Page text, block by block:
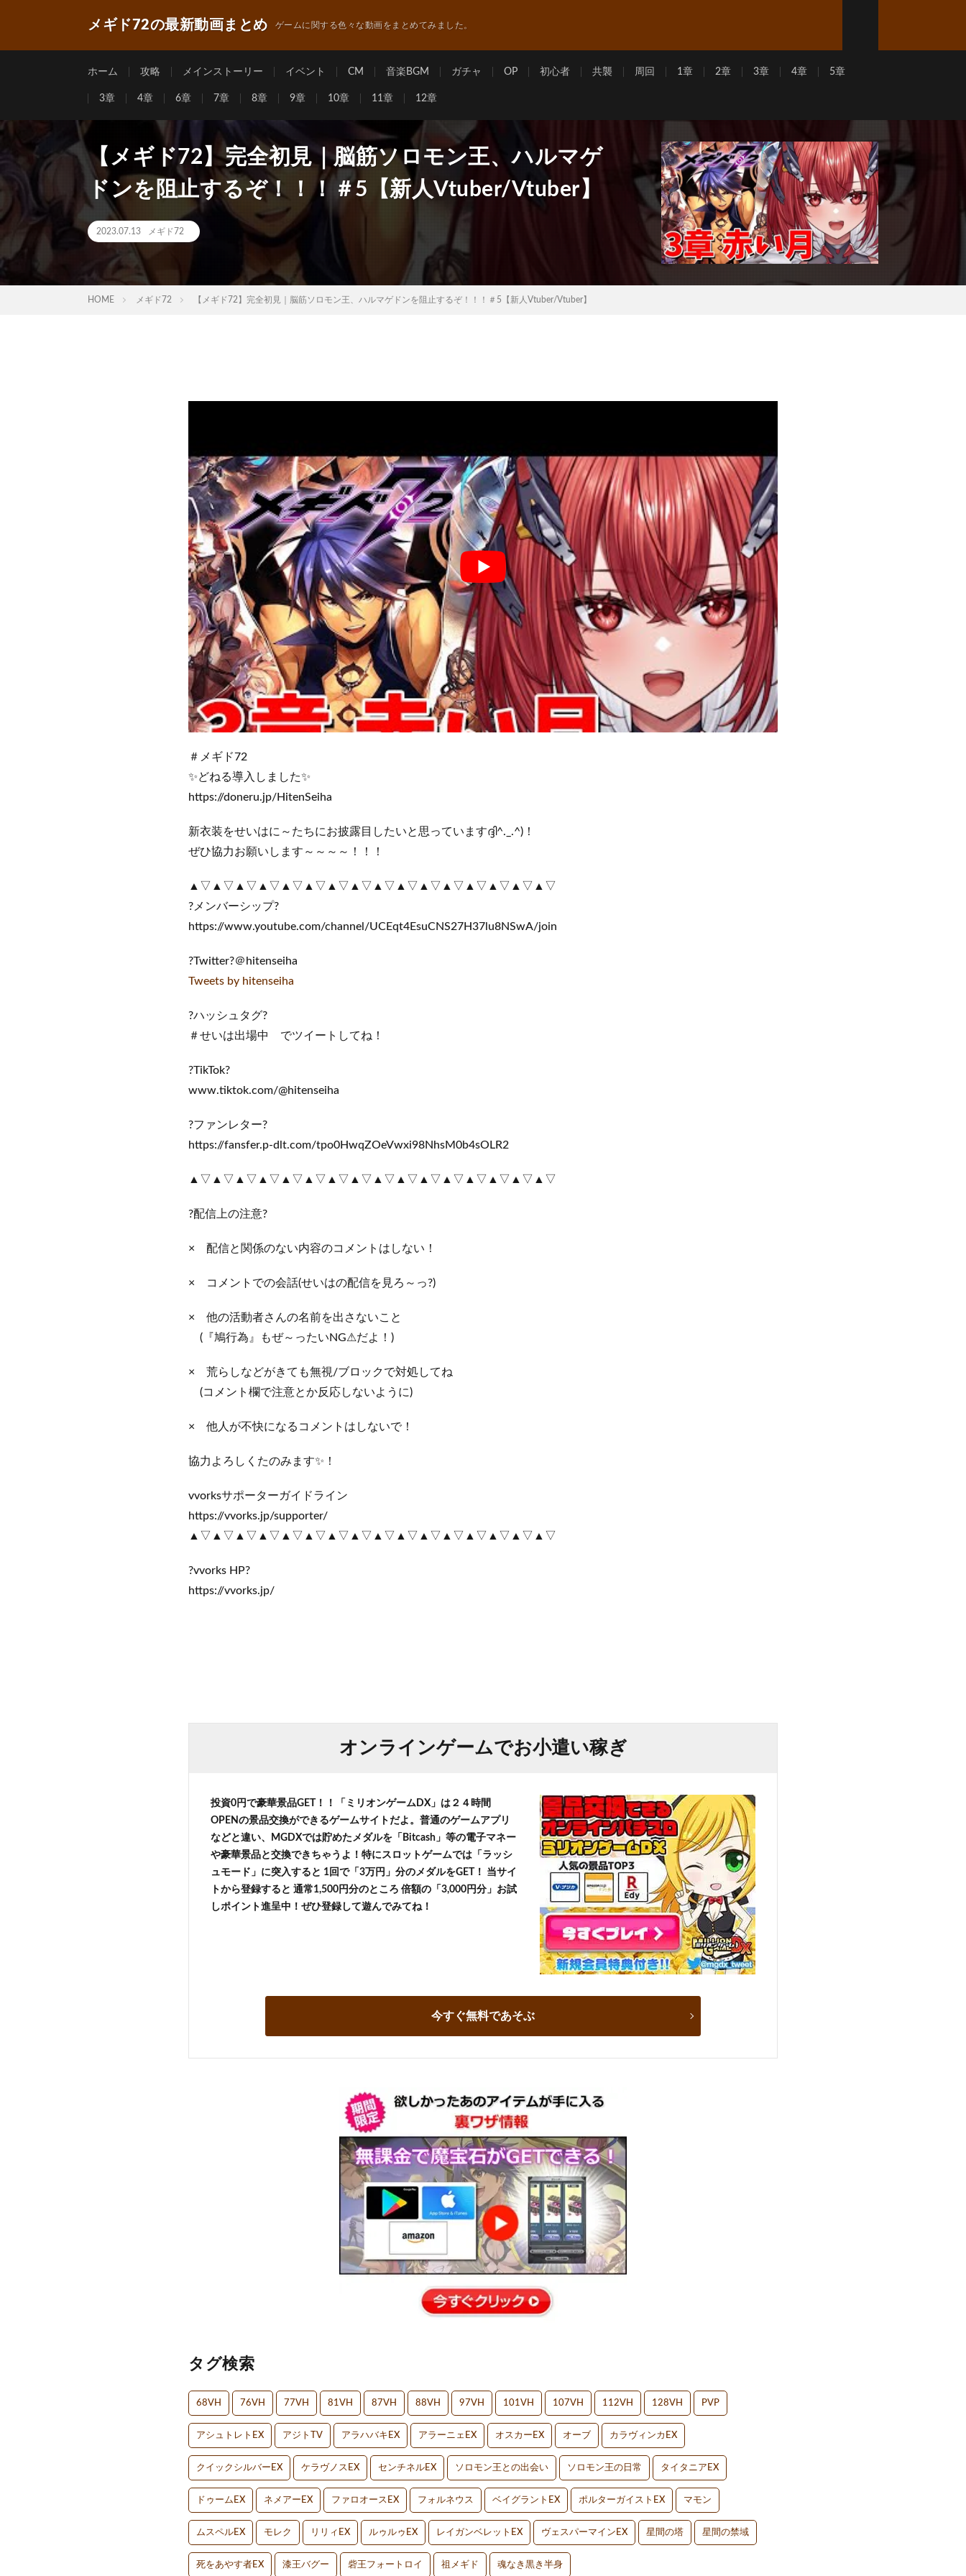
メギド72の最新動画まとめ ゲームに関する色々な動画をまとめてみました。
ホーム 攻略 メインストーリー イベント CM 音楽BGM ガチャ OP 初心者 共襲 周回 1章 2章 3章 4章 5章
3章 4章 6章 7章 8章 9章 10章 11章 12章
【メギド72】完全初見｜脳筋ソロモン王、ハルマゲ
ドンを阻止するぞ！！！＃5【新人Vtuber/Vtuber】
2023.07.13 メギド72
HOME メギド72 【メギド72】完全初見｜脳筋ソロモン王、ハルマゲドンを阻止するぞ！！！＃5【新人Vtuber/Vtuber】
＃メギド72
✨どねる導入しました✨
https://doneru.jp/HitenSeiha
新衣装をせいはに～たちにお披露目したいと思っていますദ്ദി^._.^)！
ぜひ協力お願いします～～～～！！！
▲▽▲▽▲▽▲▽▲▽▲▽▲▽▲▽▲▽▲▽▲▽▲▽▲▽▲▽▲▽▲▽
?メンバーシップ?
https://www.youtube.com/channel/UCEqt4EsuCNS27H37lu8NSwA/join
?Twitter?＠hitenseiha
Tweets by hitenseiha
?ハッシュタグ?
＃せいは出場中 でツイートしてね！
?TikTok?
www.tiktok.com/@hitenseiha
?ファンレター?
https://fansfer.p-dlt.com/tpo0HwqZOeVwxi98NhsM0b4sOLR2
▲▽▲▽▲▽▲▽▲▽▲▽▲▽▲▽▲▽▲▽▲▽▲▽▲▽▲▽▲▽▲▽
?配信上の注意?
× 配信と関係のない内容のコメントはしない！
× コメントでの会話(せいはの配信を見ろ～っ?)
× 他の活動者さんの名前を出さないこと
(『鳩行為』もぜ～ったいNG⚠だよ！)
× 荒らしなどがきても無視/ブロックで対処してね
(コメント欄で注意とか反応しないように)
× 他人が不快になるコメントはしないで！
協力よろしくたのみます✨！
vvorksサポーターガイドライン
https://vvorks.jp/supporter/
▲▽▲▽▲▽▲▽▲▽▲▽▲▽▲▽▲▽▲▽▲▽▲▽▲▽▲▽▲▽▲▽
?vvorks HP?
https://vvorks.jp/
オンラインゲームでお小遣い稼ぎ
投資0円で豪華景品GET！！「ミリオンゲームDX」は２４時間
OPENの景品交換ができるゲームサイトだよ。普通のゲームアプリ
などと違い、MGDXでは貯めたメダルを「Bitcash」等の電子マネー
や豪華景品と交換できちゃうよ！特にスロットゲームでは「ラッシ
ュモード」に突入すると 1回で「3万円」分のメダルをGET！ 当サイ
トから登録すると 通常1,500円分のところ 倍額の「3,000円分」お試
しポイント進呈中！ぜひ登録して遊んでみてね！
今すぐ無料であそぶ
タグ検索
68VH 76VH 77VH 81VH 87VH 88VH 97VH 101VH 107VH 112VH 128VH PVP
アシュトレトEX アジトTV アラハバキEX アラーニェEX オスカーEX オーブ カラヴィンカEX
クイックシルバーEX ケラヴノスEX センチネルEX ソロモン王との出会い ソロモン王の日常 タイタニアEX
ドゥームEX ネメアーEX ファロオースEX フォルネウス ベイグラントEX ポルターガイストEX マモン
ムスペルEX モレク リリィEX ルゥルゥEX レイガンベレットEX ヴェスパーマインEX 星間の塔 星間の禁域
死をあやす者EX 漆王バグー 砦王フォートロイ 祖メギド 魂なき黒き半身